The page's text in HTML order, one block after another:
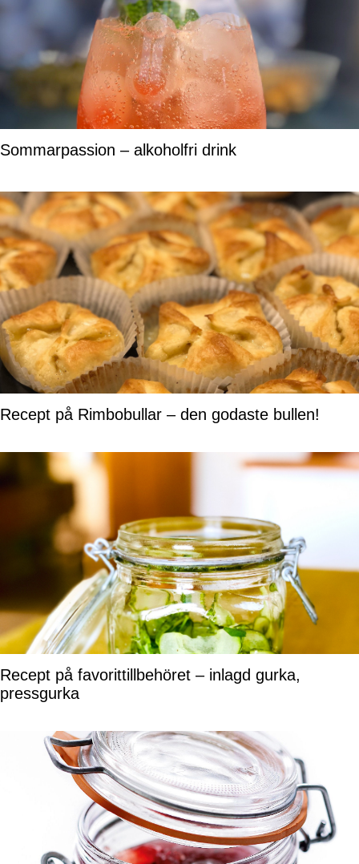
Sommarpassion – alkoholfri drink
Recept på Rimbobullar – den godaste bullen!
Recept på favorittillbehöret – inlagd gurka,
pressgurka